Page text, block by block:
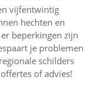
vijfentwintig
hechten en
beperkingen zijn
je problemen
schilders
of advies!